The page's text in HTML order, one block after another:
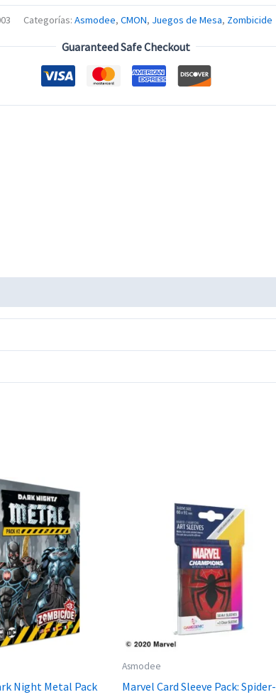
Categorías: Asmodee, CMON, Juegos de Mesa, Zombicide
Guaranteed Safe Checkout
Night Metal Pack
Asmodee
Marvel Card Sleeve Pack: Spider-